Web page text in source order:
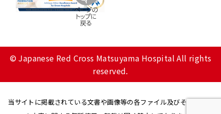
© Japanese Red Cross Matsuyama Hospital All rights
reserved.
当サイトに掲載されている文書や画像等の各ファイル及びその他一切